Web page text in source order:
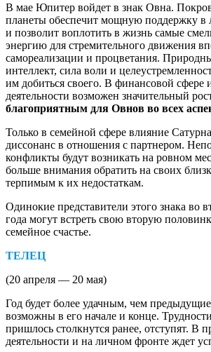
В мае Юпитер войдет в знак Овна.
планеты обеспечит мощную поддержку в
и позволит воплотить в жизнь самые
энергию для стремительного движения
самореализации и процветания.
интеллект, сила воли и
им добиться своего. В финансовой сфере
деятельности возможен значительный
благоприятным для Овнов во всех
Только в семейной сфере влияние
диссонанс в отношения с партнером.
конфликты будут возникать на ровном
больше внимания обратить на своих
терпимым к их недостаткам.
Одинокие представители этого знака во
года могут встреть свою вторую
семейное счастье.
ТЕЛЕЦ
(20 апреля — 20 мая)
Год будет более удачным, чем
возможны в его начале и конце.
пришлось столкнутся ранее, отступят. В
деятельности и на личном фронте ждет